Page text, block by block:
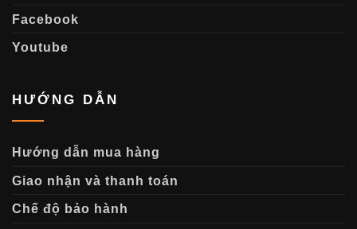
Facebook
Youtube
HƯỚNG DẪN
Hướng dẫn mua hàng
Giao nhận và thanh toán
Chế độ bảo hành